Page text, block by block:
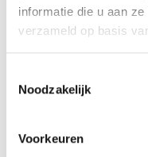
informatie die u aan
verzameld op basis
Noodzakelijk
Voorkeuren
Ieder jaar maken we
waarin we
Aveleijn locaties,
Aardewerkverslag
sinds 2028 hebben
naar de toekomst.